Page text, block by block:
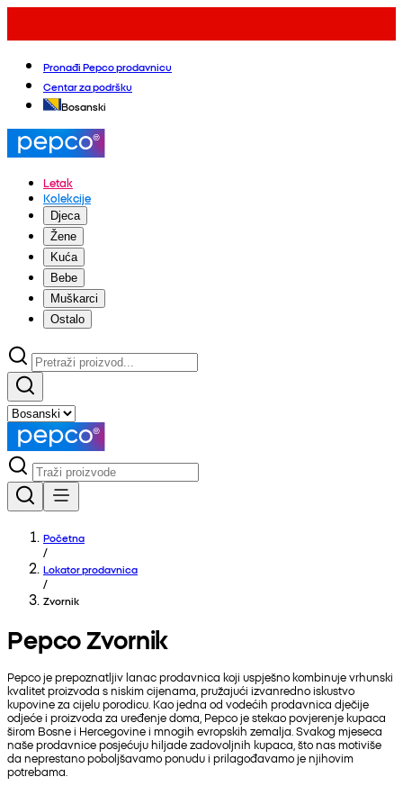
Pronađi Pepco prodavnicu
Centar za podršku
Bosanski
Letak
Kolekcije
Djeca
Žene
Kuća
Bebe
Muškarci
Ostalo
Početna
/
Lokator prodavnica
/
Zvornik
Pepco Zvornik
Pepco je prepoznatljiv lanac prodavnica koji uspješno kombinuje vrhunski
kvalitet proizvoda s niskim cijenama, pružajući izvanredno iskustvo
kupovine za cijelu porodicu. Kao jedna od vodećih prodavnica dječije
odjeće i proizvoda za uređenje doma, Pepco je stekao povjerenje kupaca
širom Bosne i Hercegovine i mnogih evropskih zemalja. Svakog mjeseca
naše prodavnice posjećuju hiljade zadovoljnih kupaca, što nas motiviše
da neprestano poboljšavamo ponudu i prilagođavamo je njihovim
potrebama.